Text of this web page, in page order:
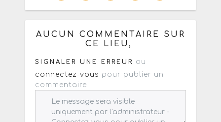
Ou copiez les infos ci-dessous pour
un : mail / forum / réseau social
AUCUN COMMENTAIRE SUR
CE LIEU,
SIGNALER UNE ERREUR
ou
connectez-vous pour publier un
commentaire